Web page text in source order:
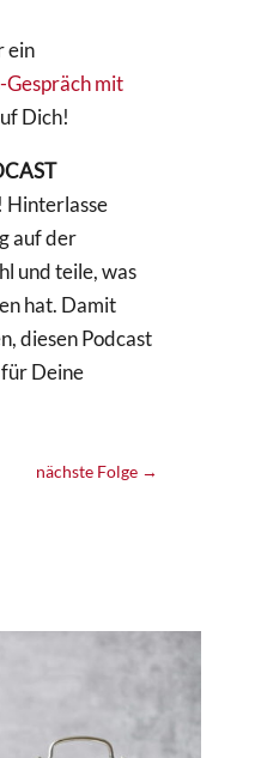
ein
mit
Dich!
Hinterlasse
auf der
und teile, was
hat. Damit
diesen Podcast
Deine
nächste Folge →